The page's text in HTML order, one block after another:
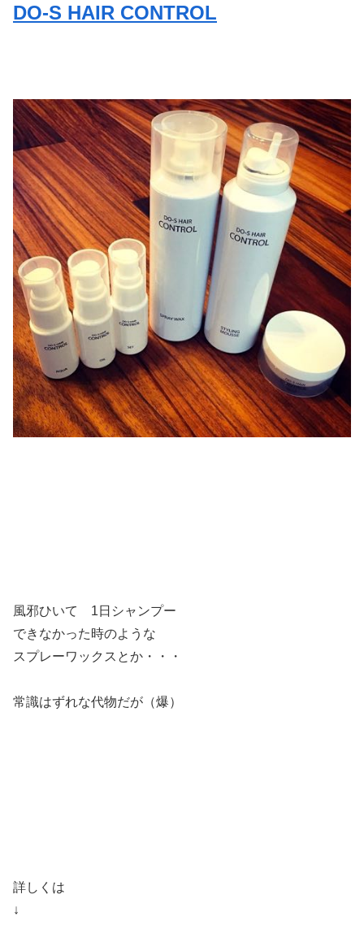
DO-S HAIR CONTROL
風邪ひいて 1日シャンプー
できなかった時のような
スプレーワックスとか・・・
常識はずれな代物だが（爆）
詳しくは
↓